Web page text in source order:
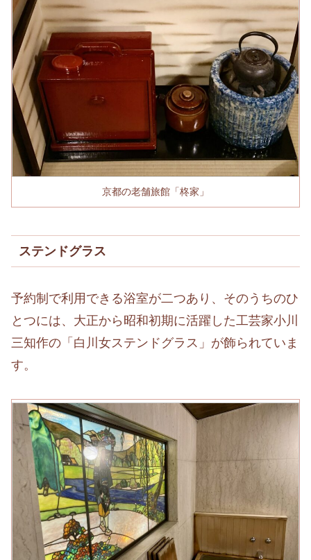
京都の老舗旅館「柊家」
ステンドグラス
予約制で利用できる浴室が二つあり、そのうちのひ
とつには、大正から昭和初期に活躍した工芸家小川
三知作の「白川女ステンドグラス」が飾られていま
す。